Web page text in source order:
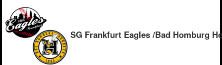
SG Frankfurt Eagles /Bad Homburg